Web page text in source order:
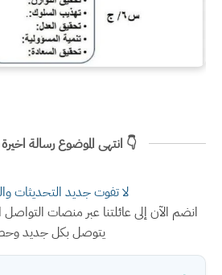
👇 انتهى الموضوع رسالة
لا تفوت جديد التحديثات
انضم الآن إلى عائلتنا عبر منصات
يتوصل بكل جديد